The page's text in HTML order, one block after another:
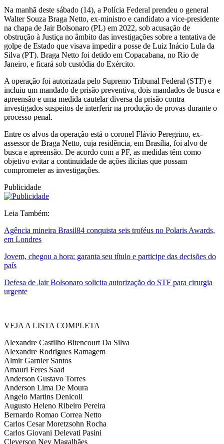
Na manhã deste sábado (14), a Polícia Federal prendeu o general
Walter Souza Braga Netto, ex-ministro e candidato a vice-presidente
na chapa de Jair Bolsonaro (PL) em 2022, sob acusação de
obstrução à Justiça no âmbito das investigações sobre a tentativa de
golpe de Estado que visava impedir a posse de Luiz Inácio Lula da
Silva (PT). Braga Netto foi detido em Copacabana, no Rio de
Janeiro, e ficará sob custódia do Exército.
A operação foi autorizada pelo Supremo Tribunal Federal (STF) e
incluiu um mandado de prisão preventiva, dois mandados de busca e
apreensão e uma medida cautelar diversa da prisão contra
investigados suspeitos de interferir na produção de provas durante o
processo penal.
Entre os alvos da operação está o coronel Flávio Peregrino, ex-
assessor de Braga Netto, cuja residência, em Brasília, foi alvo de
busca e apreensão. De acordo com a PF, as medidas têm como
objetivo evitar a continuidade de ações ilícitas que possam
comprometer as investigações.
Publicidade
Leia Também:
Agência mineira Brasil84 conquista seis troféus no Polaris Awards,
em Londres
Jovem, chegou a hora: garanta seu título e participe das decisões do
país
Defesa de Jair Bolsonaro solicita autorização do STF para cirurgia
urgente
VEJA A LISTA COMPLETA
Alexandre Castilho Bitencourt Da Silva
Alexandre Rodrigues Ramagem
Almir Garnier Santos
Amauri Feres Saad
Anderson Gustavo Torres
Anderson Lima De Moura
Angelo Martins Denicoli
Augusto Heleno Ribeiro Pereira
Bernardo Romao Correa Netto
Carlos Cesar Moretzsohn Rocha
Carlos Giovani Delevati Pasini
Cleverson Ney Magalhães